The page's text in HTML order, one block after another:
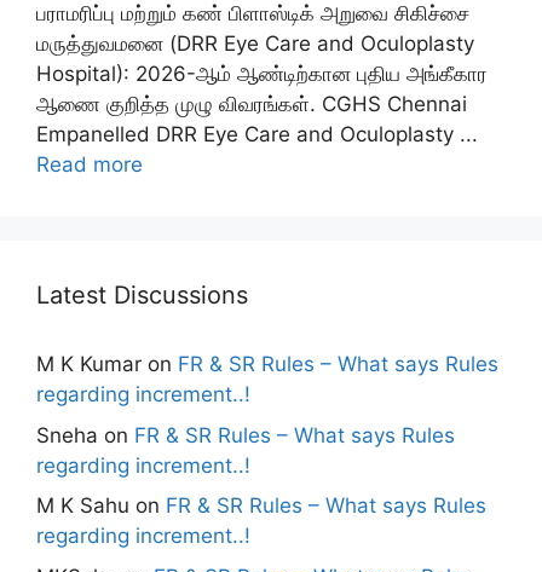
பராமரிப்பு மற்றும் கண் பிளாஸ்டிக் அறுவை சிகிச்சை
மருத்துவமனை (DRR Eye Care and Oculoplasty
Hospital): 2026-ஆம் ஆண்டிற்கான புதிய அங்கீகார
ஆணை குறித்த முழு விவரங்கள். CGHS Chennai
Empanelled DRR Eye Care and Oculoplasty ...
Read more
Latest Discussions
M K Kumar on FR & SR Rules – What says Rules
regarding increment..!
Sneha on FR & SR Rules – What says Rules
regarding increment..!
M K Sahu on FR & SR Rules – What says Rules
regarding increment..!